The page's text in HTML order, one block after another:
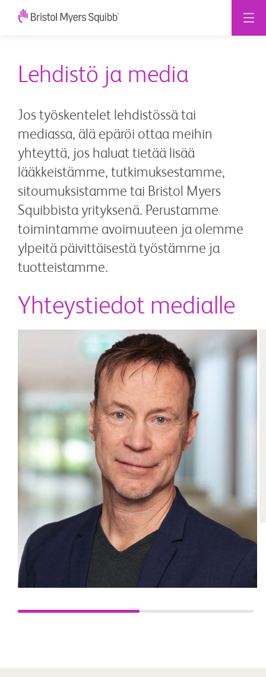
Lehdistö ja media
Jos työskentelet lehdistössä tai
mediassa, älä epäröi ottaa meihin
yhteyttä, jos haluat tietää lisää
lääkkeistämme, tutkimuksestamme,
sitoumuksistamme tai Bristol Myers
Squibbista yrityksenä. Perustamme
toimintamme avoimuuteen ja olemme
ylpeitä päivittäisestä työstämme ja
tuotteistamme.
Yhteystiedot medialle